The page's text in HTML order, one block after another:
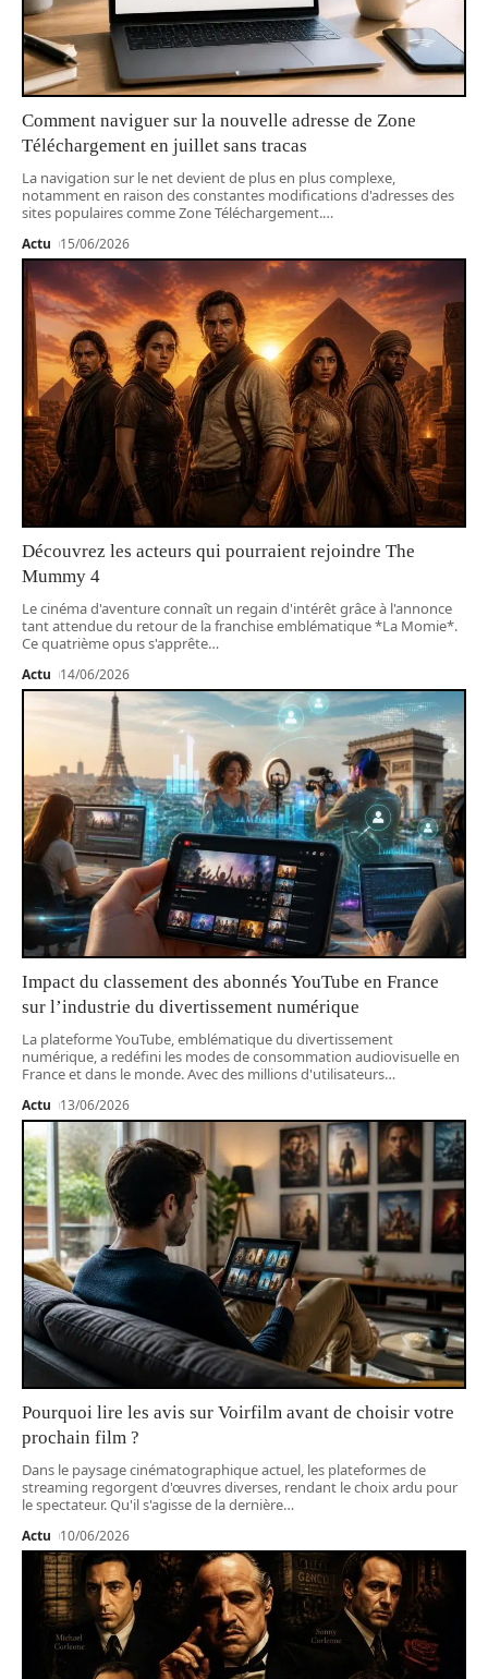
Comment naviguer sur la nouvelle adresse de Zone
Téléchargement en juillet sans tracas
La navigation sur le net devient de plus en plus complexe,
notamment en raison des constantes modifications d'adresses des
sites populaires comme Zone Téléchargement.…
Actu 15/06/2026
Découvrez les acteurs qui pourraient rejoindre The
Mummy 4
Le cinéma d'aventure connaît un regain d'intérêt grâce à l'annonce
tant attendue du retour de la franchise emblématique *La Momie*.
Ce quatrième opus s'apprête…
Actu 14/06/2026
Impact du classement des abonnés YouTube en France
sur l’industrie du divertissement numérique
La plateforme YouTube, emblématique du divertissement
numérique, a redéfini les modes de consommation audiovisuelle en
France et dans le monde. Avec des millions d'utilisateurs…
Actu 13/06/2026
Pourquoi lire les avis sur Voirfilm avant de choisir votre
prochain film ?
Dans le paysage cinématographique actuel, les plateformes de
streaming regorgent d'œuvres diverses, rendant le choix ardu pour
le spectateur. Qu'il s'agisse de la dernière…
Actu 10/06/2026